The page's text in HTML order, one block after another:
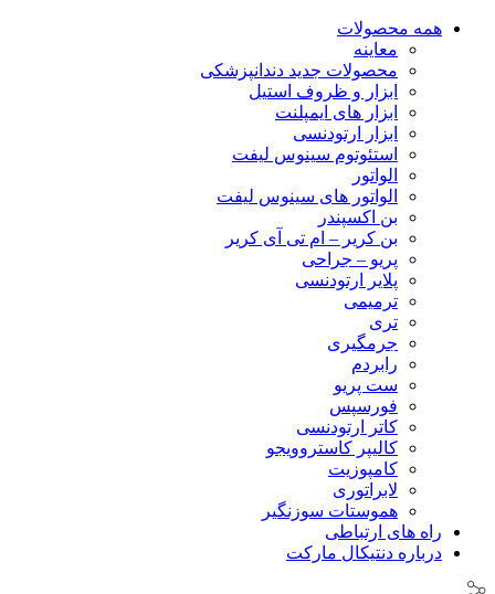
همه محصولات
معاینه
محصولات جدید دندانپزشکی
ابزار و ظروف استیل
ابزار های ایمپلنت
ابزار ارتودنسی
استئوتوم سینوس لیفت
الواتور
الواتور های سینوس لیفت
بن اکسپندر
بن کریر – ام تی آی کریر
پریو – جراحی
پلایر ارتودنسی
ترمیمی
تری
جرمگیری
رابردم
ست پریو
فورسپس
کاتر ارتودنسی
کالیپر کاستروویجو
کامپوزیت
لابراتوری
هموستات سوزنگیر
راه های ارتباطی
درباره دنتیکال مارکت